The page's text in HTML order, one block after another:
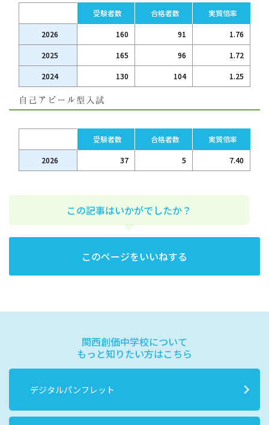
受験者数 合格者数 実質倍率
2026 160 91 1.76
2025 165 96 1.72
2024 130 104 1.25
自己アピール型入試
受験者数 合格者数 実質倍率
2026 37 5 7.40
この記事はいかがでしたか？
このページをいいねする
関西創価中学校について
もっと知りたい方はこちら
デジタルパンフレット